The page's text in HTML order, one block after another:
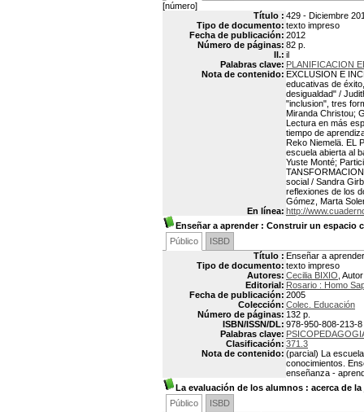
[número]
Título : 429 - Diciembre
Tipo de documento: texto impreso
Fecha de publicación: 2012
Número de páginas: 82 p.
Il.: il
Palabras clave: PLANIFICACION
Nota de contenido: EXCLUSION E
educativas de
desigualdad" /
"inclusion", tres
Miranda Christou;
Lectura en más
tiempo de
Reko Niemelä. EL
escuela abierta al
Yuste Monté;
social / Sandra
reflexiones de los
Gómez, Marta
En línea: http://
Enseñar a aprender: Construir un espacio
Público
ISBD
Título : Enseñar a
Tipo de documento: texto impreso
Autores: Cecilia BIXIO , Autor
Editorial: Rosario : Homo
Fecha de publicación: 2005
Colección: Colec. Educación
Número de páginas: 132 p.
ISBN/ISSN/DL: 978-950-808-213-8
Palabras clave:
Clasificación: 371.3
Nota de contenido: (parcial) La
conocimientos.
enseñanza -
La evaluación de los alumnos : acerca de
Público
ISBD